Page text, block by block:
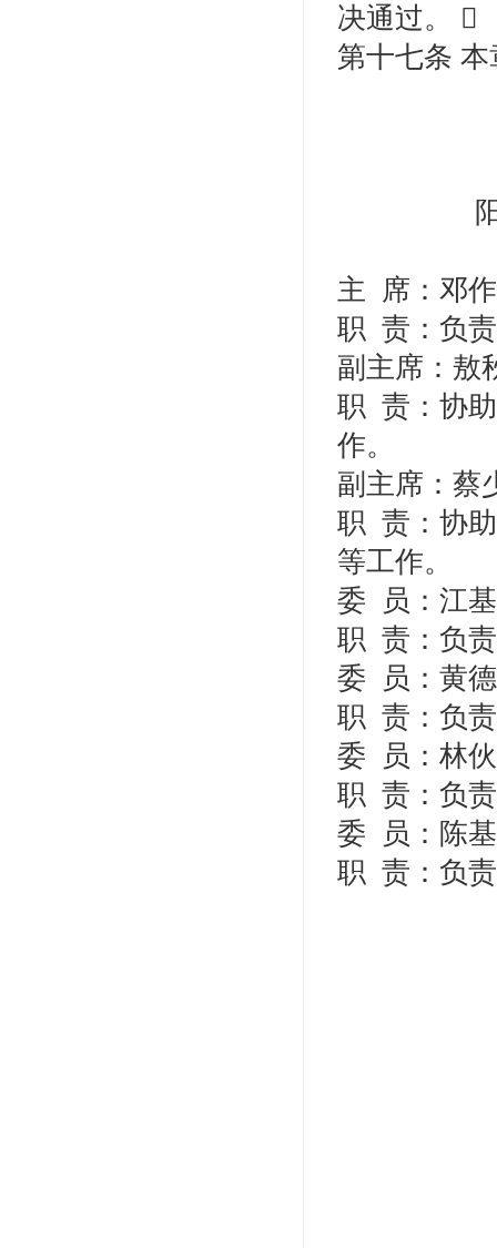
决通过。 
第十七条
主 席：邓
职 责：负
副主席：敖
职 责：协
作。
副主席：蔡
职 责：协
等工作。
委
员：江
职 责：负
委
员：黄德
职 责：负
委
员：林
职 责：负
委
员：陈
职 责：负